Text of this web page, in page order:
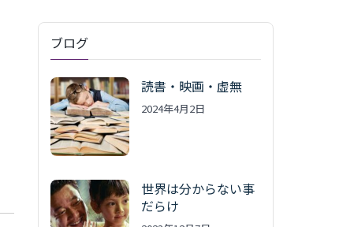
ブログ
読書・映画・虚無
2024年4月2日
世界は分からない事
だらけ